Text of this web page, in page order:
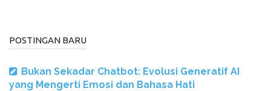
POSTINGAN BARU
Bukan Sekadar Chatbot: Evolusi Generatif AI
yang Mengerti Emosi dan Bahasa Hati